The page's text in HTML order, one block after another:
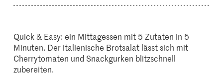
Quick & Easy: ein Mittagessen mit 5 Zutaten in 5
Minuten. Der italienische Brotsalat lässt sich mit
Cherrytomaten und Snackgurken blitzschnell
zubereiten.